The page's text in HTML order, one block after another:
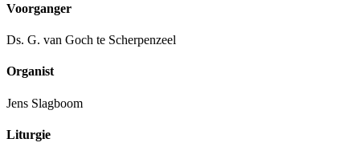
Voorganger
Ds. G. van Goch te Scherpenzeel
Organist
Jens Slagboom
Liturgie